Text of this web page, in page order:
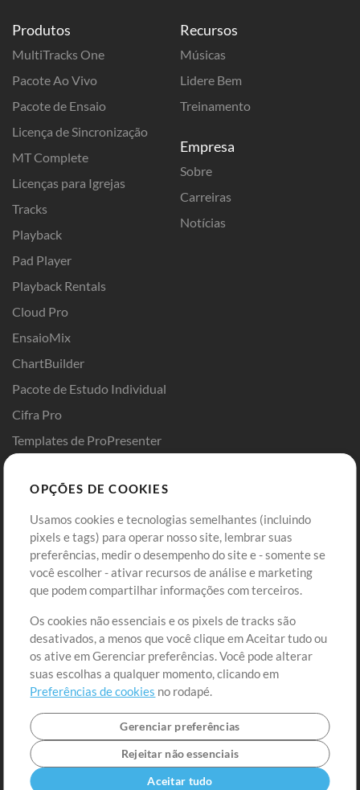
Produtos
MultiTracks One
Pacote Ao Vivo
Pacote de Ensaio
Licença de Sincronização
MT Complete
Licenças para Igrejas
Tracks
Playback
Pad Player
Playback Rentals
Cloud Pro
EnsaioMix
ChartBuilder
Pacote de Estudo Individual
Cifra Pro
Templates de ProPresenter
Recursos
Músicas
Lidere Bem
Treinamento
Empresa
Sobre
Carreiras
Notícias
Comprar Créditos
Conteúdo Grátis
Solicite uma Música
Extras
Sessões
Envie seu conteúdo
Playlist
MT Conference
Entre
Cadastre-se
Ir ao carrinho
OPÇÕES DE COOKIES
Usamos cookies e tecnologias semelhantes (incluindo
pixels e tags) para operar nosso site, lembrar suas
preferências, medir o desempenho do site e - somente se
você escolher - ativar recursos de análise e marketing
que podem compartilhar informações com terceiros.
Os cookies não essenciais e os pixels de tracks são
desativados, a menos que você clique em Aceitar tudo ou
os ative em Gerenciar preferências. Você pode alterar
suas escolhas a qualquer momento, clicando em
Preferências de cookies no rodapé.
Gerenciar preferências
Rejeitar não essenciais
Aceitar tudo